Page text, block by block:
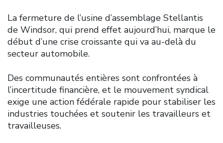
La fermeture de l’usine d’assemblage Stellantis
de Windsor, qui prend effet aujourd’hui, marque le
début d’une crise croissante qui va au-delà du
secteur automobile.
Des communautés entières sont confrontées à
l’incertitude financière, et le mouvement syndical
exige une action fédérale rapide pour stabiliser les
industries touchées et soutenir les travailleurs et
travailleuses.